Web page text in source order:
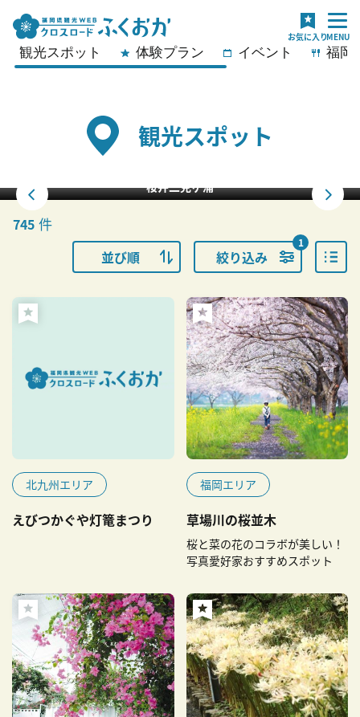
観光スポット 体験プラン イベント 福岡
観光スポット
福ふくの里の「菜の花」
745 件
並び順 絞り込み
1
北九州エリア
えびつかぐや灯篭まつり
福岡エリア
草場川の桜並木
桜と菜の花のコラボが美しい！
写真愛好家おすすめスポット